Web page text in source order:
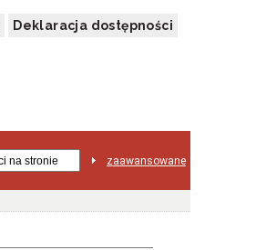
Deklaracja dostępności
zaawansowane